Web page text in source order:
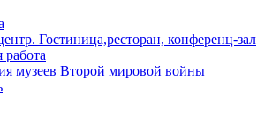
Гостиница,ресторан, конференц-зал
работа
музеев Второй мировой войны